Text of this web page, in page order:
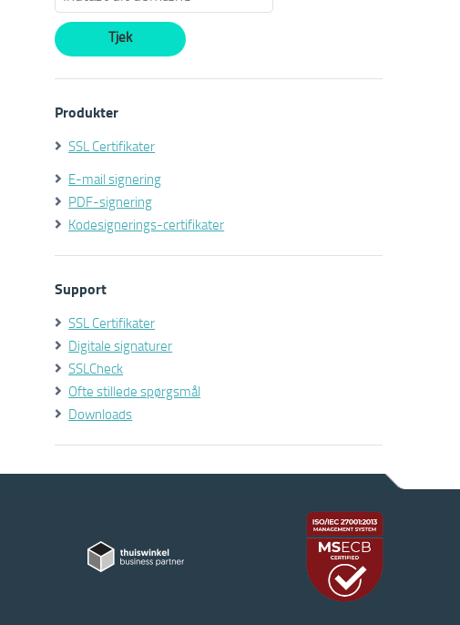
Produkter
SSL Certifikater
E-mail signering
PDF-signering
Kodesignerings-certifikater
Support
SSL Certifikater
Digitale signaturer
SSLCheck
Ofte stillede spørgsmål
Downloads